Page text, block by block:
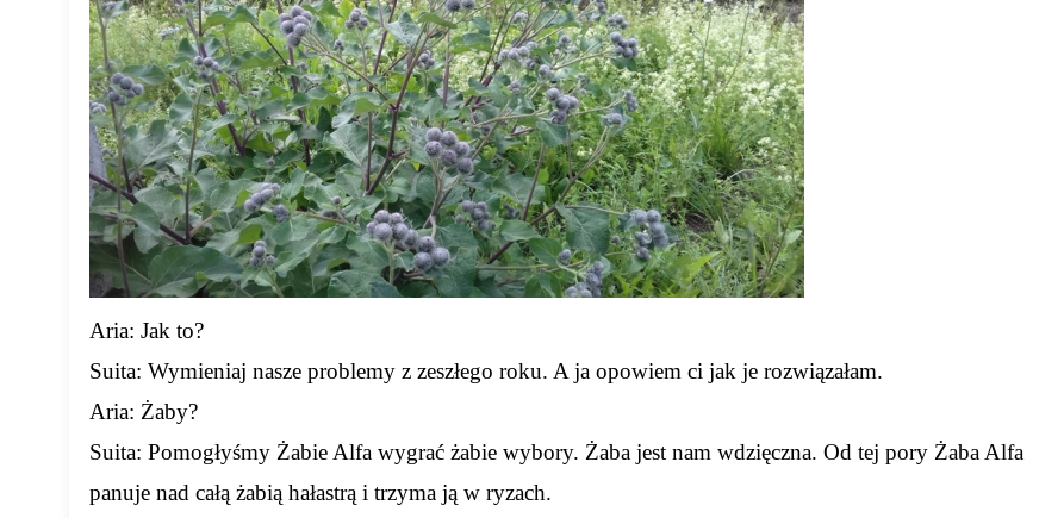
Aria: Jak to?
Suita: Wymieniaj nasze problemy z zeszłego roku. A ja opowiem ci jak je rozwiązałam.
Aria: Żaby?
Suita: Pomogłyśmy Żabie Alfa wygrać żabie wybory. Żaba jest nam wdzięczna. Od tej pory Żaba Alfa
panuje nad całą żabią hałastrą i trzyma ją w ryzach.